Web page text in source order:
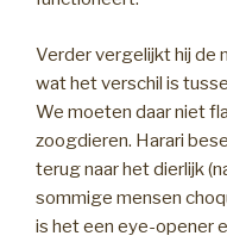
Verder vergelijkt hij de
wat het verschil is
We moeten daar niet
zoogdieren. Harari
terug naar het dierlijk
sommige mensen
is het een eye-opener